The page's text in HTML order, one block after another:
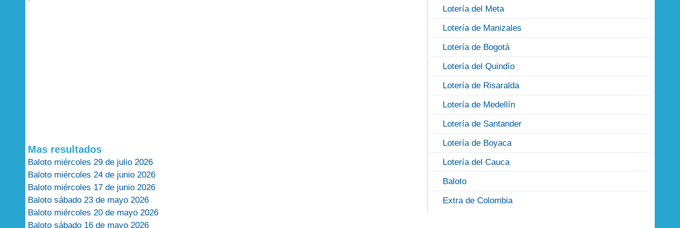
Mas resultados
Baloto miércoles 29 de julio 2026
Baloto miércoles 24 de junio 2026
Baloto miércoles 17 de junio 2026
Baloto sábado 23 de mayo 2026
Baloto miércoles 20 de mayo 2026
Baloto sábado 16 de mayo 2026
Lotería del Meta
Lotería de Manizales
Lotería de Bogotá
Lotería del Quindío
Lotería de Risaralda
Lotería de Medellín
Lotería de Santander
Lotería de Boyaca
Lotería del Cauca
Baloto
Extra de Colombia